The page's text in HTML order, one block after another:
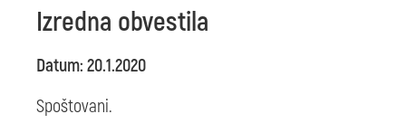
Izredna obvestila
Datum: 20.1.2020
Spoštovani.